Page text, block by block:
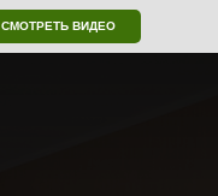
СМОТРЕТЬ ВИДЕО